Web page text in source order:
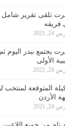
تلقى تقرير
فريقه
2021
يجتمع ببدر اليوم
الأولى
2021
المتوقعة لمنتخب
الأردن
2021